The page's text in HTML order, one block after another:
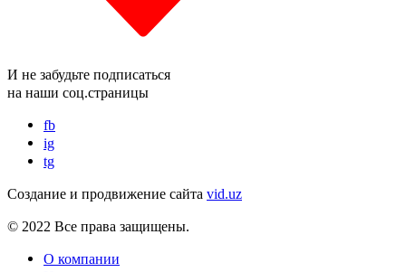
И не забудьте подписаться
на наши соц.страницы
fb
ig
tg
Создание и продвижение сайта vid.uz
© 2022 Все права защищены.
О компании